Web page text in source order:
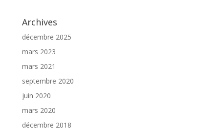
Archives
décembre 2025
mars 2023
mars 2021
septembre 2020
juin 2020
mars 2020
décembre 2018